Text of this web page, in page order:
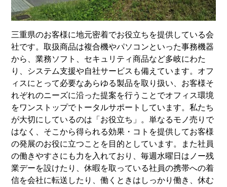
三重県のお客様に地元密着でお役立ちを提供している会
社です。取扱商品は複合機やパソコンといった事務機器
から、業務ソフト、セキュリティ商品など多岐にわた
り、システム支援や自社サービスも備えています。オフ
ィスにとって必要なあらゆる製品を取り扱い、お客様そ
れぞれのニーズに沿った提案を行うことでオフィス環境
をワンストップでトータルサポートしています。私たち
が大切にしているのは「お役立ち」。単なるモノ売りで
はなく、そこから得られる効果・コトを提供してお客様
の発展のお役に立つことを目的としています。また社員
の働きやすさにも力を入れており、毎週水曜日はノー残
業デーを設けたり、休暇を取っている社員の携帯への着
信を会社に転送したり、働くときはしっかり働き、休む